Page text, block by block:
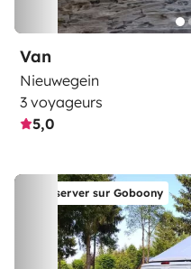
Van
Nieuwegein
3 voyageurs
5,0
Réserver sur Goboony